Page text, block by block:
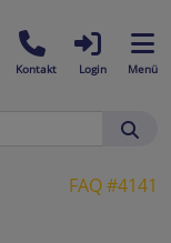
Kontakt Login Menü
FAQ #4141